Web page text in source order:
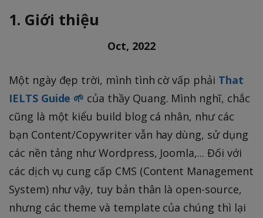
1. Giới thiệu
Oct, 2022
Một ngày đẹp trời, mình tình cờ vấp phải That
IELTS Guide 🌱 của thầy Quang. Mình nghĩ, chắc
cũng là một kiểu build blog cá nhân, như các
bạn Content/Copywriter vẫn hay dùng, sử dụng
các nền tảng như Wordpress, Joomla,... Đối với
các dịch vụ cung cấp CMS (Content Management
System) như vậy, tuy bản thân là open-source,
nhưng các theme và template của chúng thì lại